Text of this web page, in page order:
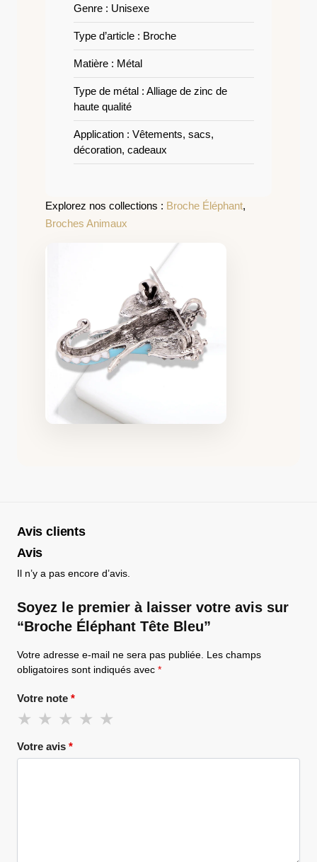
Genre : Unisexe
Type d’article : Broche
Matière : Métal
Type de métal : Alliage de zinc de
haute qualité
Application : Vêtements, sacs,
décoration, cadeaux
Explorez nos collections : Broche Éléphant,
Broches Animaux
Avis clients
Avis
Il n’y a pas encore d’avis.
Soyez le premier à laisser votre avis sur
“Broche Éléphant Tête Bleu”
Votre adresse e-mail ne sera pas publiée. Les champs
obligatoires sont indiqués avec *
Votre note *
Votre avis *